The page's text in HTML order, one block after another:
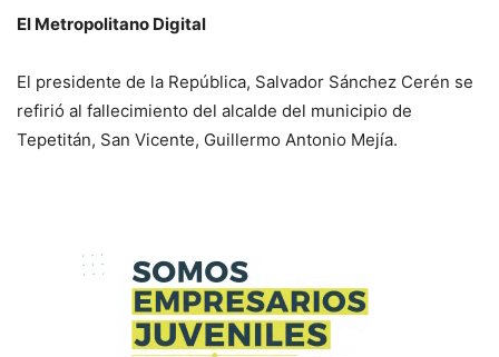
El Metropolitano Digital
El presidente de la República, Salvador Sánchez Cerén se
refirió al fallecimiento del alcalde del municipio de
Tepetitán, San Vicente, Guillermo Antonio Mejía.